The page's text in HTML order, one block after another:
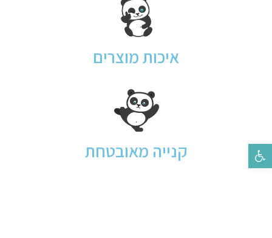
פתח סרגל נגישות
איכות מוצרים
קנייה מאובטחת